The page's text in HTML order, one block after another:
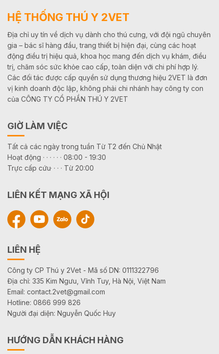
HỆ THỐNG THÚ Y 2VET
Địa chỉ uy tín về dịch vụ dành cho thú cưng, với đội ngũ chuyên
gia – bác sĩ hàng đầu, trang thiết bị hiện đại, cùng các hoạt
động điều trị hiệu quả, khoa học mang đến dịch vụ khám, điều
trị, chăm sóc sức khỏe cao cấp, toàn diện với chi phí hợp lý.
Các đối tác được cấp quyền sử dụng thương hiệu 2VET là đơn
vị kinh doanh độc lập, không phải chi nhánh hay công ty con
của CÔNG TY CỔ PHẦN THÚ Y 2VET
GIỜ LÀM VIỆC
Tất cả các ngày trong tuần Từ T2 đến Chủ Nhật
Hoạt động · · · · · · 08:00 - 19:30
Trực cấp cứu· · · · Từ 20:00
LIÊN KẾT MẠNG XÃ HỘI
LIÊN HỆ
Công ty CP Thú y 2Vet - Mã số DN: 0111322796
Địa chỉ: 335 Kim Ngưu, Vĩnh Tuy, Hà Nội, Việt Nam
Email: contact.2vet@gmail.com
Hotline: 0866 999 826
Người đại diện: Nguyễn Quốc Huy
HƯỚNG DẪN KHÁCH HÀNG